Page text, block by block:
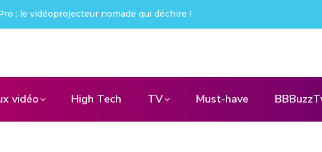
: le vidéoprojecteur nomade qui déchire !
vidéo High Tech TV Must-have